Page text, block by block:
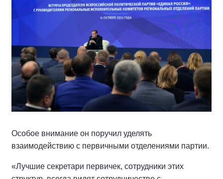
Особое внимание он поручил уделять
взаимодействию с первичными отделениями партии.
«Лучшие секретари первичек, сотрудники этих